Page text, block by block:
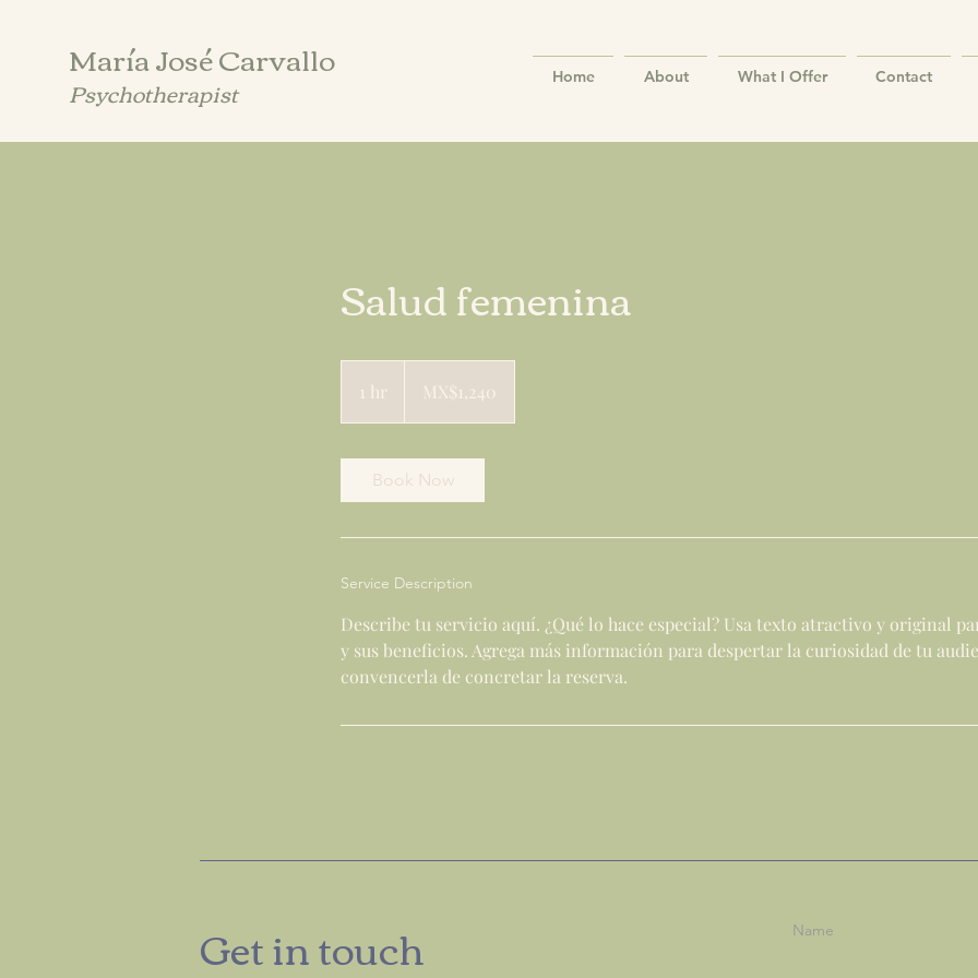
Home About What I Offer Contact
María José Carvallo
Psychotherapist
Salud femenina
1 hr
h
pesosMX$1,240
Book Now
Service Description
Describe tu servicio aquí. ¿Qué lo hace especial? Usa texto atractivo y original
y sus beneficios. Agrega más información para despertar la curiosidad de tu
convencerla de concretar la reserva.
Get in touch